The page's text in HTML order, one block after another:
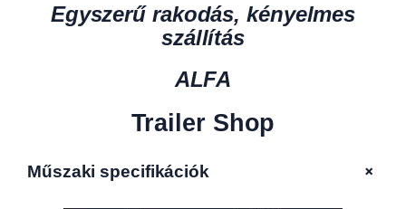
Egyszerű rakodás, kényelmes
szállítás
ALFA
Trailer Shop
Műszaki specifikációk +